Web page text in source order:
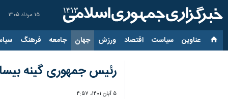
۱۵ مرداد ۱۴۰۵
عناوین‌ سیاست اقتصاد ورزش جهان جامعه فرهنگ
رئیس جمهوری گینه
۵ آبان ۱۴۰۱، ۴:۵۷